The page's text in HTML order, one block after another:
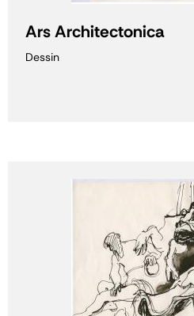
Ars Architectonica
Dessin